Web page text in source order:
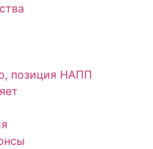
позиция НАПП